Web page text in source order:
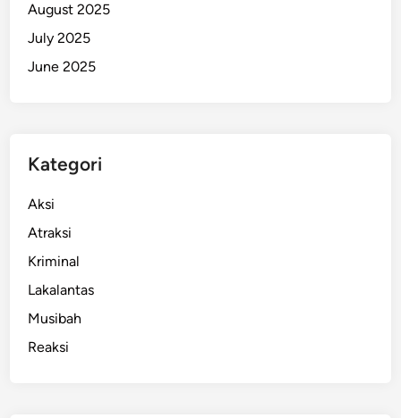
August 2025
July 2025
June 2025
Kategori
Aksi
Atraksi
Kriminal
Lakalantas
Musibah
Reaksi